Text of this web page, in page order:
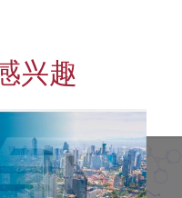
兴趣